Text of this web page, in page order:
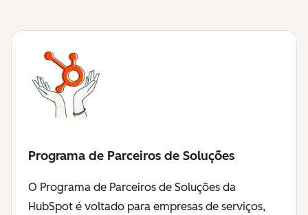
Programa de Parceiros de Soluções
O Programa de Parceiros de Soluções da
HubSpot é voltado para empresas de serviços,